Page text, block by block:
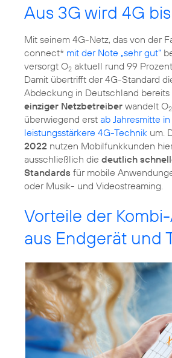
Aus 3G wird 4G
Mit seinem 4G-Netz, das von der
connect* mit der Note „sehr gut“
versorgt O2 aktuell rund 99
Damit übertrifft der 4G-Standard
Abdeckung in Deutschland bereits
einziger Netzbetreiber wandelt O2
überwiegend erst ab Jahresmitte
leistungsstärkere 4G-Technik um.
2022 nutzen Mobilfunkkunden
ausschließlich die deutlich
Standards für mobile
Vorteile der
aus Endgerät und